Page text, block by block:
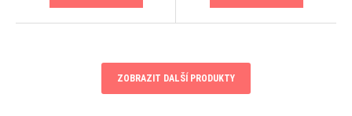
ZOBRAZIT DALŠÍ PRODUKTY